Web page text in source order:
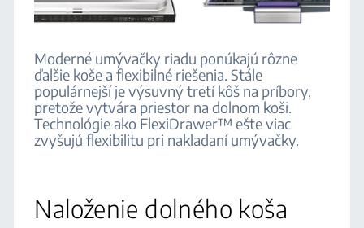
Moderné umývačky riadu ponúkajú rôzne
ďalšie koše a flexibilné riešenia. Stále
populárnejší je výsuvný tretí kôš na príbory,
pretože vytvára priestor na dolnom koši.
Technológie ako FlexiDrawer™ ešte viac
zvyšujú flexibilitu pri nakladaní umývačky.
Naloženie dolného koša